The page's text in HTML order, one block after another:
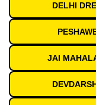
DELHI
JAI